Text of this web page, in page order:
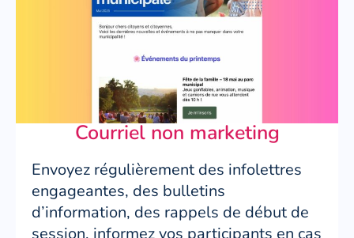
Courriel non marketing
Envoyez régulièrement des infolettres
engageantes, des bulletins
d’information, des rappels de début de
session, informez vos participants en cas